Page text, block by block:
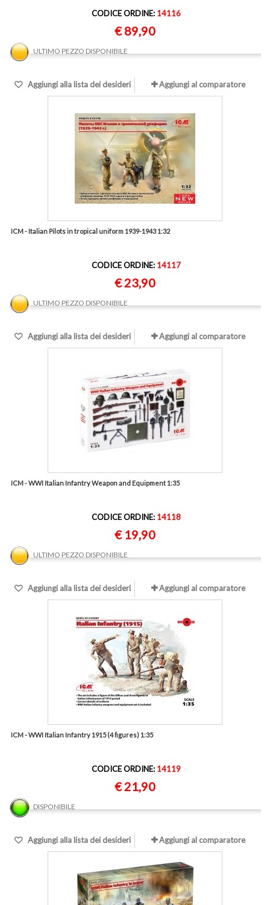
CODICE ORDINE: 14116
€ 89,90
ULTIMO PEZZO DISPONIBILE
Aggiungi alla lista dei desideri Aggiungi al comparatore
ICM - Italian Pilots in tropical uniform 1939-1943 1:32
CODICE ORDINE: 14117
€ 23,90
ULTIMO PEZZO DISPONIBILE
Aggiungi alla lista dei desideri Aggiungi al comparatore
ICM - WWI Italian Infantry Weapon and Equipment 1:35
CODICE ORDINE: 14118
€ 19,90
ULTIMO PEZZO DISPONIBILE
Aggiungi alla lista dei desideri Aggiungi al comparatore
ICM - WWI Italian Infantry 1915 (4 figures) 1:35
CODICE ORDINE: 14119
€ 21,90
DISPONIBILE
Aggiungi alla lista dei desideri Aggiungi al comparatore